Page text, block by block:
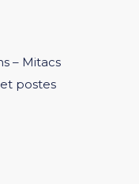
– Mitacs
postes